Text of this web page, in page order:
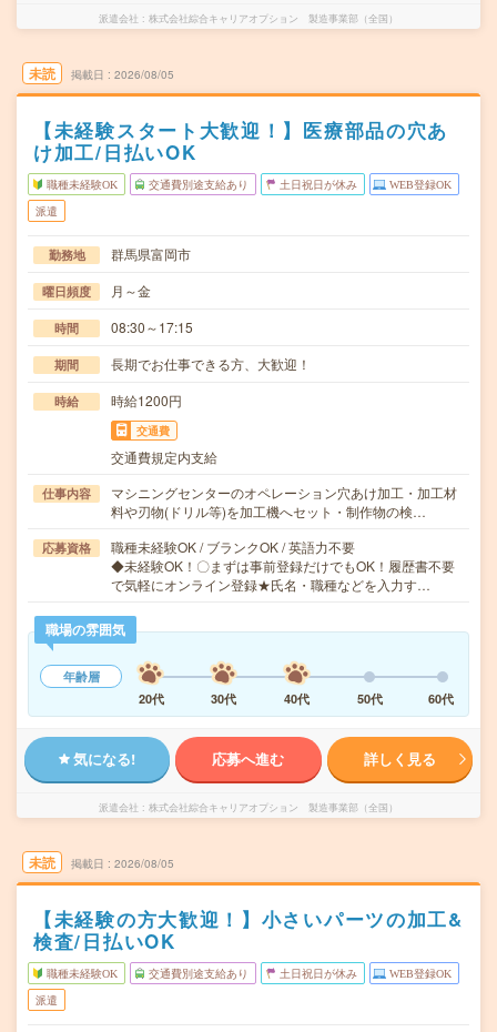
派遣会社 株式会社綜合キャリアオプション 製造事業部（全国）
未読 掲載日 2026/08/05
【未経験スタート大歓迎！】医療部品の穴あ
け加工/日払いOK
職種未経験OK 交通費別途支給あり 土日祝日が休み WEB登録OK
派遣
勤務地 群馬県富岡市
曜日頻度 月～金
時間 08:30～17:15
期間 長期でお仕事できる方、大歓迎！
時給 時給1200円
交通費
交通費規定内支給
仕事内容
マシニングセンターのオペレーション穴あけ加工・加工材
料や刃物(ドリル等)を加工機へセット・制作物の検…
応募資格
職種未経験OK / ブランクOK / 英語力不要
◆未経験OK！〇まずは事前登録だけでもOK！履歴書不要
で気軽にオンライン登録★氏名・職種などを入力す…
職場の雰囲気
年齢層
20代
30代 40代 50代 60代
気になる! 応募へ進む 詳しく見る
派遣会社 株式会社綜合キャリアオプション 製造事業部（全国）
未読 掲載日 2026/08/05
【未経験の方大歓迎！】小さいパーツの加工&
検査/日払いOK
職種未経験OK 交通費別途支給あり 土日祝日が休み WEB登録OK
派遣